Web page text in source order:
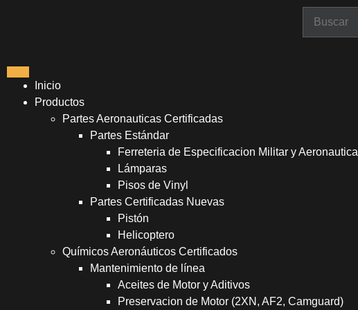
Inicio
Productos
Partes Aeronauticas Certificadas
Partes Estándar
Ferreteria de Especificacion Militar y Aeronautica
Lámparas
Pisos de Vinyl
Partes Certificadas Nuevas
Pistón
Helicoptero
Químicos Aeronáuticos Certificados
Mantenimiento de línea
Aceites de Motor y Aditivos
Preservacion de Motor (2XN, AF2, Camguard)